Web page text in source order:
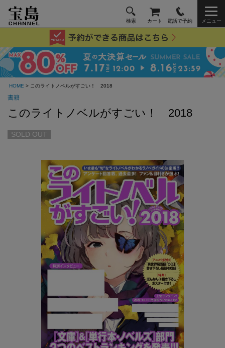
検索 カート 電話で予約 メニュー
HOME > このライトノベルがすごい！ 2018
書籍
このライトノベルがすごい！ 2018
SOLD OUT